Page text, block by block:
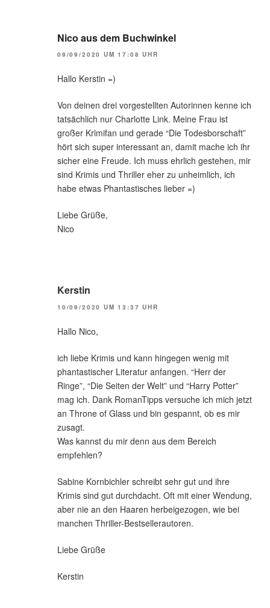
Nico aus dem Buchwinkel
09/09/2020 UM 17:08 UHR
Hallo Kerstin =)
Von deinen drei vorgestellten Autorinnen kenne ich
tatsächlich nur Charlotte Link. Meine Frau ist
großer Krimifan und gerade “Die Todesborschaft”
hört sich super interessant an, damit mache ich ihr
sicher eine Freude. Ich muss ehrlich gestehen, mir
sind Krimis und Thriller eher zu unheimlich, ich
habe etwas Phantastisches lieber =)
Liebe Grüße,
Nico
Kerstin
10/09/2020 UM 13:37 UHR
Hallo Nico,
ich liebe Krimis und kann hingegen wenig mit
phantastischer Literatur anfangen. “Herr der
Ringe”, “Die Seiten der Welt” und “Harry Potter”
mag ich. Dank RomanTipps versuche ich mich jetzt
an Throne of Glass und bin gespannt, ob es mir
zusagt.
Was kannst du mir denn aus dem Bereich
empfehlen?
Sabine Kornbichler schreibt sehr gut und ihre
Krimis sind gut durchdacht. Oft mit einer Wendung,
aber nie an den Haaren herbeigezogen, wie bei
manchen Thriller-Bestsellerautoren.
Liebe Grüße
Kerstin